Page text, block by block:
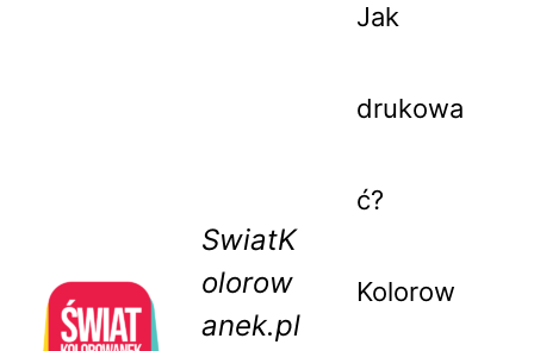
SwiatK
olorow
anek.pl
Jak
drukowa
ć?
Kolorow